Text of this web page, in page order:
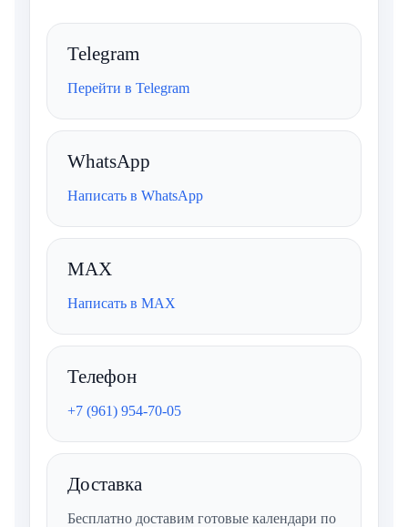
Telegram
Перейти в Telegram
WhatsApp
Написать в WhatsApp
MAX
Написать в MAX
Телефон
+7 (961) 954-70-05
Доставка
Бесплатно доставим готовые календари по